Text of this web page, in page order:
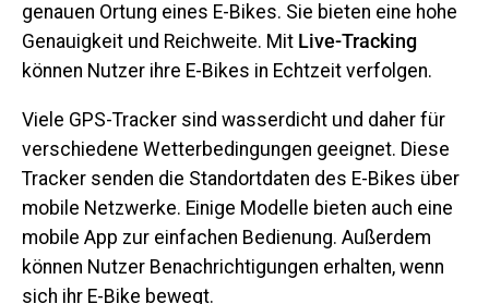
genauen Ortung eines E-Bikes. Sie bieten eine hohe
Genauigkeit und Reichweite. Mit Live-Tracking
können Nutzer ihre E-Bikes in Echtzeit verfolgen.
Viele GPS-Tracker sind wasserdicht und daher für
verschiedene Wetterbedingungen geeignet. Diese
Tracker senden die Standortdaten des E-Bikes über
mobile Netzwerke. Einige Modelle bieten auch eine
mobile App zur einfachen Bedienung. Außerdem
können Nutzer Benachrichtigungen erhalten, wenn
sich ihr E-Bike bewegt.